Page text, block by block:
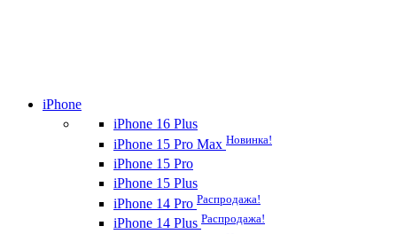
iPhone
iPhone 16 Plus
iPhone 15 Pro Max Новинка!
iPhone 15 Pro
iPhone 15 Plus
iPhone 14 Pro Распродажа!
iPhone 14 Plus Распродажа!